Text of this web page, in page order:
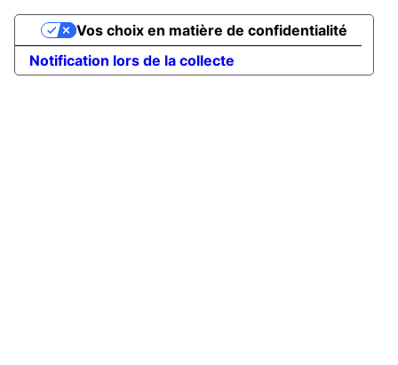
Notification lors de la collecte
Vos choix en matière de confidentialité